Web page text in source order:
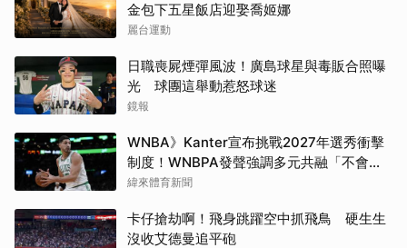
金包下五星飯店迎娶喬姬娜
麗台運動
日職喪屍煙彈風波！廣島球星與毒販合照曝
光 球團這舉動惹怒球迷
鏡報
WNBA》Kanter宣布挑戰2027年選秀衝擊
制度！WNBPA發聲強調多元共融「不會成
為政治棋子」
緯來體育新聞
卡仔搶劫啊！飛身跳躍空中抓飛鳥 硬生生
沒收艾德曼追平砲